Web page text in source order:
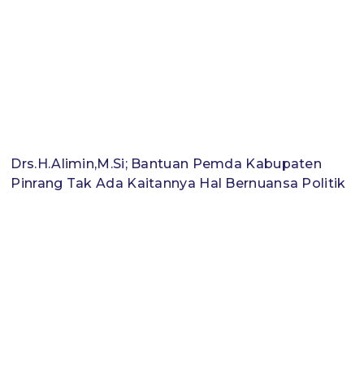
Drs.H.Alimin,M.Si; Bantuan Pemda Kabupaten
Pinrang Tak Ada Kaitannya Hal Bernuansa Politik